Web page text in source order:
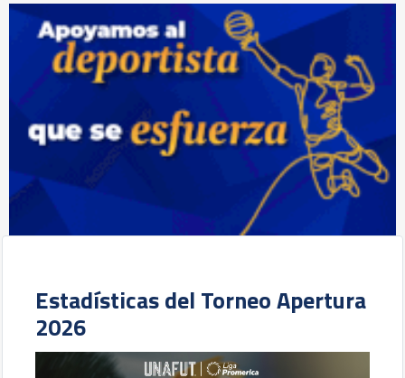
Estadísticas del Torneo Apertura
2026